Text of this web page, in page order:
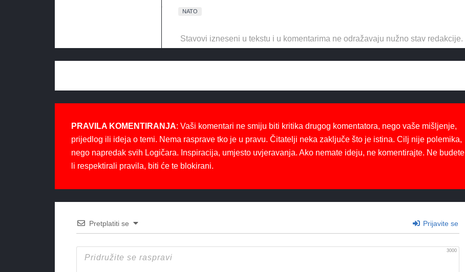
NATO
Stavovi izneseni u tekstu i u komentarima ne odražavaju nužno stav redakcije.
PRAVILA KOMENTIRANJA: Vaši komentari ne smiju biti kritika drugog komentatora, nego vaše mišljenje,
prijedlog ili ideja o temi. Nema rasprave tko je u pravu. Čitatelji neka zaključe što je istina. Cilj nije polemika,
nego napredak svih Logičara. Inspiracija, umjesto uvjeravanja. Ako nemate ideju, ne komentirajte. Ne budete
li respektirali pravila, biti će te blokirani.
Pretplatiti se Prijavite se
3000